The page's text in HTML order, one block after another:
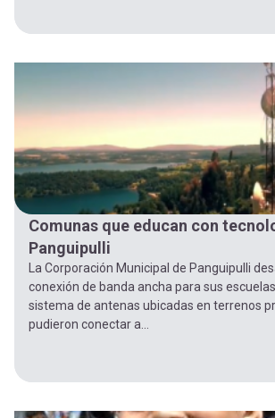
Comunas que educan con
Panguipulli
La Corporación Municipal de Panguipulli
conexión de banda ancha para sus
sistema de antenas ubicadas en terrenos
pudieron conectar a...